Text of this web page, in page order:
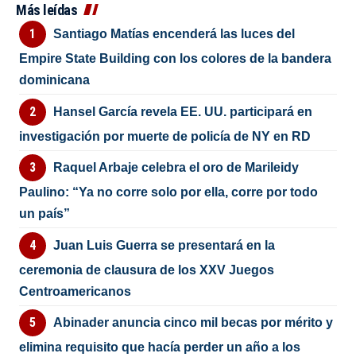
Más leídas
Santiago Matías encenderá las luces del
Empire State Building con los colores de la bandera
dominicana
Hansel García revela EE. UU. participará en
investigación por muerte de policía de NY en RD
Raquel Arbaje celebra el oro de Marileidy
Paulino: “Ya no corre solo por ella, corre por todo
un país”
Juan Luis Guerra se presentará en la
ceremonia de clausura de los XXV Juegos
Centroamericanos
Abinader anuncia cinco mil becas por mérito y
elimina requisito que hacía perder un año a los